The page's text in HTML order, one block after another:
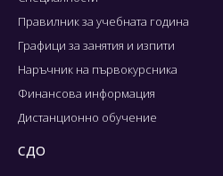
Правилник за учебната година
Графици за занятия и изпити
Наръчник на първокурсника
Финансова информация
Дистанционно обучение
СДО